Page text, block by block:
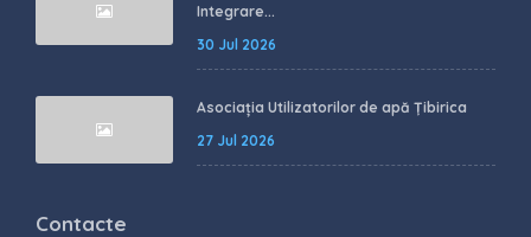
Integrare...
30 Jul 2026
Asociația Utilizatorilor de apă Țibirica
27 Jul 2026
Contacte